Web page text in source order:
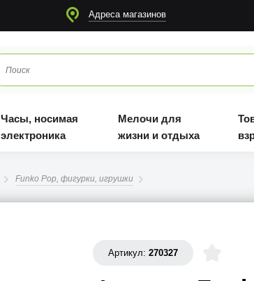
Адреса магазинов
Часы, носимая
электроника
Мелочи для
жизни и отдыха
Funko Pop, фигурки, игрушки
Артикул:270327